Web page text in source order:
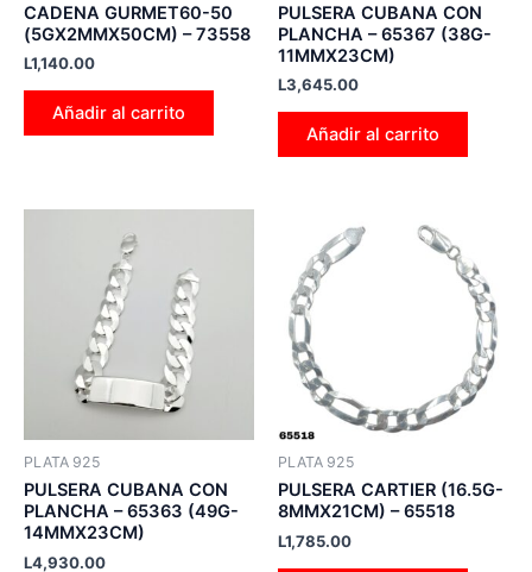
CADENA GURMET60-50
(5GX2MMX50CM) – 73558
L1,140.00
Añadir al carrito
PULSERA CUBANA CON
PLANCHA – 65367 (38G-
11MMX23CM)
L3,645.00
Añadir al carrito
PLATA 925
PULSERA CUBANA CON
PLANCHA – 65363 (49G-
14MMX23CM)
L4,930.00
PLATA 925
PULSERA CARTIER (16.5G-
8MMX21CM) – 65518
L1,785.00